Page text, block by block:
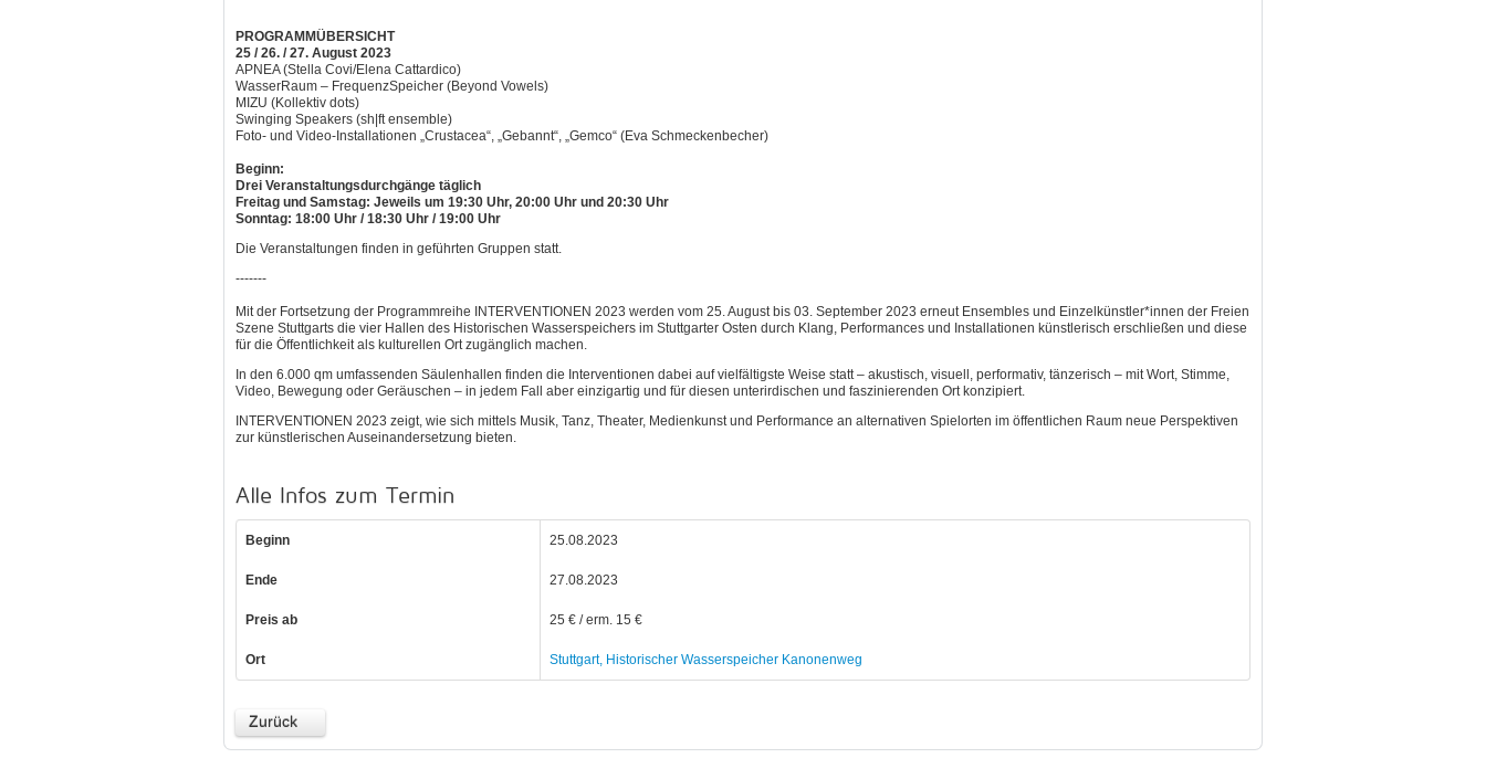
PROGRAMMÜBERSICHT
25 / 26. / 27. August 2023
APNEA (Stella Covi/Elena Cattardico)
WasserRaum – FrequenzSpeicher (Beyond Vowels)
MIZU (Kollektiv dots)
Swinging Speakers (sh|ft ensemble)
Foto- und Video-Installationen „Crustacea“, „Gebannt“, „Gemco“ (Eva Schmeckenbecher)
Beginn:
Drei Veranstaltungsdurchgänge täglich
Freitag und Samstag: Jeweils um 19:30 Uhr, 20:00 Uhr und 20:30 Uhr
Sonntag: 18:00 Uhr / 18:30 Uhr / 19:00 Uhr
Die Veranstaltungen finden in geführten Gruppen statt.
-------
Mit der Fortsetzung der Programmreihe INTERVENTIONEN 2023 werden vom 25. August bis 03. September 2023 erneut Ensembles und Einzelkünstler*innen der Freien
Szene Stuttgarts die vier Hallen des Historischen Wasserspeichers im Stuttgarter Osten durch Klang, Performances und Installationen künstlerisch erschließen und diese
für die Öffentlichkeit als kulturellen Ort zugänglich machen.
In den 6.000 qm umfassenden Säulenhallen finden die Interventionen dabei auf vielfältigste Weise statt – akustisch, visuell, performativ, tänzerisch – mit Wort, Stimme,
Video, Bewegung oder Geräuschen – in jedem Fall aber einzigartig und für diesen unterirdischen und faszinierenden Ort konzipiert.
INTERVENTIONEN 2023 zeigt, wie sich mittels Musik, Tanz, Theater, Medienkunst und Performance an alternativen Spielorten im öffentlichen Raum neue Perspektiven
zur künstlerischen Auseinandersetzung bieten.
Alle Infos zum Termin
Beginn 25.08.2023
Ende 27.08.2023
Preis ab 25 € / erm. 15 €
Ort Stuttgart, Historischer Wasserspeicher Kanonenweg
Zurück